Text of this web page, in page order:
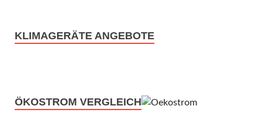
KLIMAGERÄTE ANGEBOTE
ÖKOSTROM VERGLEICH